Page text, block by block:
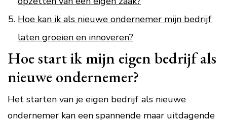
Hoe kan ik als nieuwe ondernemer mijn bedrijf
laten groeien en innoveren?
Hoe start ik mijn eigen bedrijf als
nieuwe ondernemer?
Het starten van je eigen bedrijf als nieuwe
ondernemer kan een spannende maar uitdagende